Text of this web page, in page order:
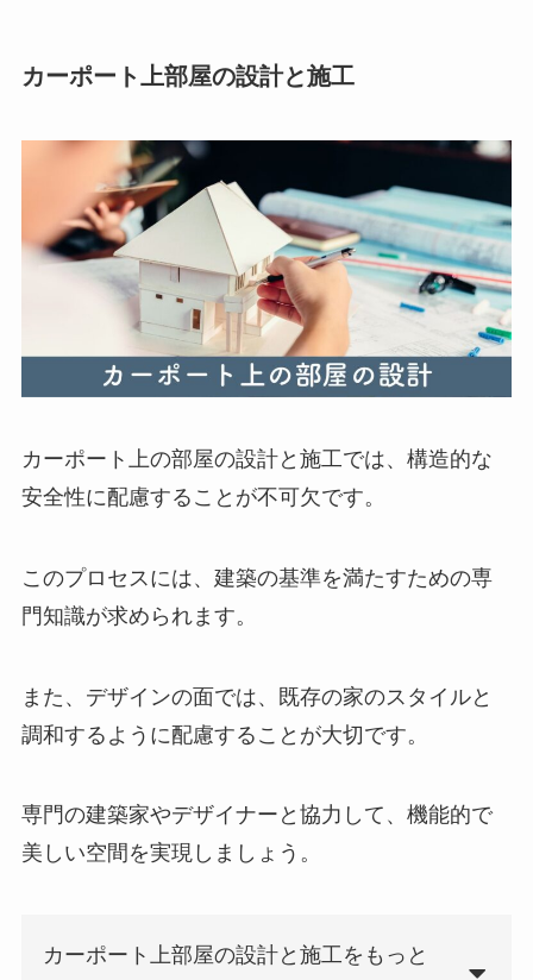
カーポート上部屋の設計と施工
カーポート上の部屋の設計と施工では、構造的な
安全性に配慮することが不可欠です。
このプロセスには、建築の基準を満たすための専
門知識が求められます。
また、デザインの面では、既存の家のスタイルと
調和するように配慮することが大切です。
専門の建築家やデザイナーと協力して、機能的で
美しい空間を実現しましょう。
カーポート上部屋の設計と施工をもっと